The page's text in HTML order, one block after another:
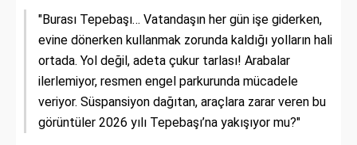
"Burası Tepebaşı… Vatandaşın her gün işe giderken,
evine dönerken kullanmak zorunda kaldığı yolların hali
ortada. Yol değil, adeta çukur tarlası! Arabalar
ilerlemiyor, resmen engel parkurunda mücadele
veriyor. Süspansiyon dağıtan, araçlara zarar veren bu
görüntüler 2026 yılı Tepebaşı’na yakışıyor mu?"